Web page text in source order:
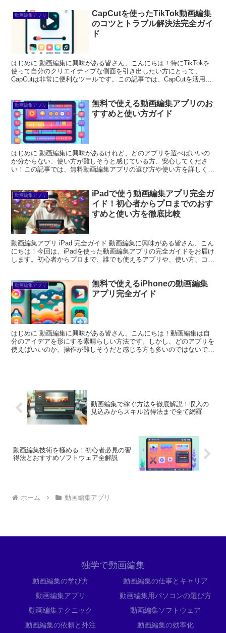
動画編集アプリ
CapCutを使ったTikTok動画編集
のコツとトラブル解決法完全ガイ
ド
はじめに 動画編集に興味がある皆さん、こんにちは！特にTikTokを
使って自分のクリエイティブな側面を引き出したい方にとって、
CapCutは非常に便利なツールです。この記事では、CapCutを活用し
動画編集アプリ
無料で使える動画編集アプリのお
すすめと使い方ガイド
はじめに 動画編集に興味があるけれど、どのアプリを選べばいいの
か分からない、使い方が難しそうと感じている方、安心してくださ
い！この記事では、無料動画編集アプリの選び方や使い方を詳しく解
動画編集アプリ
iPadで使う動画編集アプリ完全ガ
イド！初心者からプロまでのおす
すめと使い方を徹底比較
動画編集アプリ iPad 完全ガイド 動画編集に興味がある皆さん、こん
にちは！今回は、iPadを使った動画編集アプリの完全ガイドをお届け
します。初心者からプロまで、誰でも使えるアプリや、使い方、コス
動画編集アプリ
無料で使えるiPhoneの動画編集
アプリ完全ガイド
はじめに 動画編集に興味がある皆さん、こんにちは！動画編集は自
分のアイデアを形にする素晴らしい方法です。しかし、どのアプリを
使えばいいのか、操作が難しそうだと感じる方も多いのではないでし
動画編集で稼ぐ方法を徹底解説！収入の
見込みからスキル習得法まで全て網羅
動画編集技術を極める！初心者必見の習
得法とおすすめソフトウェア全解説
ホーム 動画編集アプリ
独学で動画編集
動画編集の学び方
動画編集の仕事とキャリア
動画編集アプリ
動画編集用パソコンの選び方
動画編集テクニック
動画編集ソフトウェア
動画編集の依頼と外注
動画編集の効率化